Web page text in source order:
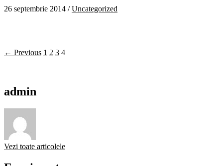
26 septembrie 2014 /Uncategorized
← Previous 1 2 3 4
admin
Vezi toate articolele